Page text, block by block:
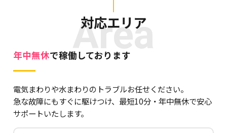
Area
対応エリア
年中無休で稼働しております
電気まわりや水まわりのトラブルお任せください。
急な故障にもすぐに駆けつけ、最短10分・年中無休で安心
サポートいたします。